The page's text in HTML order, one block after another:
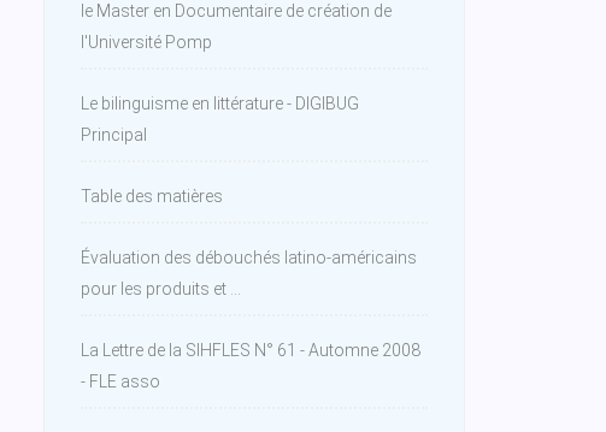
le Master en Documentaire de création de
l'Université Pomp
Le bilinguisme en littérature - DIGIBUG
Principal
Table des matières
Évaluation des débouchés latino-américains
pour les produits et ...
La Lettre de la SIHFLES N° 61 - Automne 2008
- FLE asso